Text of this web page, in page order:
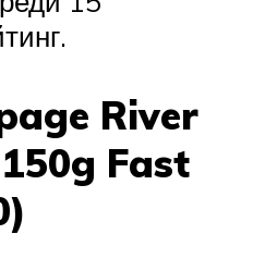
River
Fast